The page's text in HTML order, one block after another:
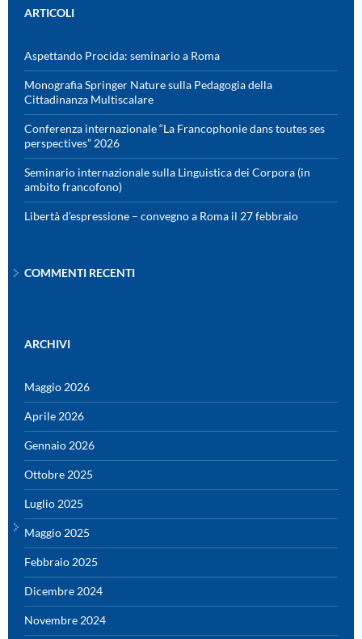
ARTICOLI
Aspettando Procida: seminario a Roma
Monografia Springer Nature sulla Pedagogia della
Cittadinanza Multiscalare
Conferenza internazionale “La Francophonie dans toutes ses
perspectives” 2026
Seminario internazionale sulla Linguistica dei Corpora (in
ambito francofono)
Libertà d’espressione – convegno a Roma il 27 febbraio
COMMENTI RECENTI
ARCHIVI
Maggio 2026
Aprile 2026
Gennaio 2026
Ottobre 2025
Luglio 2025
Maggio 2025
Febbraio 2025
Dicembre 2024
Novembre 2024